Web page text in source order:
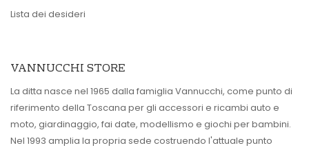
Lista dei desideri
VANNUCCHI STORE
La ditta nasce nel 1965 dalla famiglia Vannucchi, come punto di
riferimento della Toscana per gli accessori e ricambi auto e
moto, giardinaggio, fai date, modellismo e giochi per bambini.
Nel 1993 amplia la propria sede costruendo l'attuale punto